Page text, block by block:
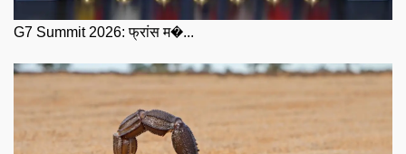
G7 Summit 2026: फ्रांस म�...